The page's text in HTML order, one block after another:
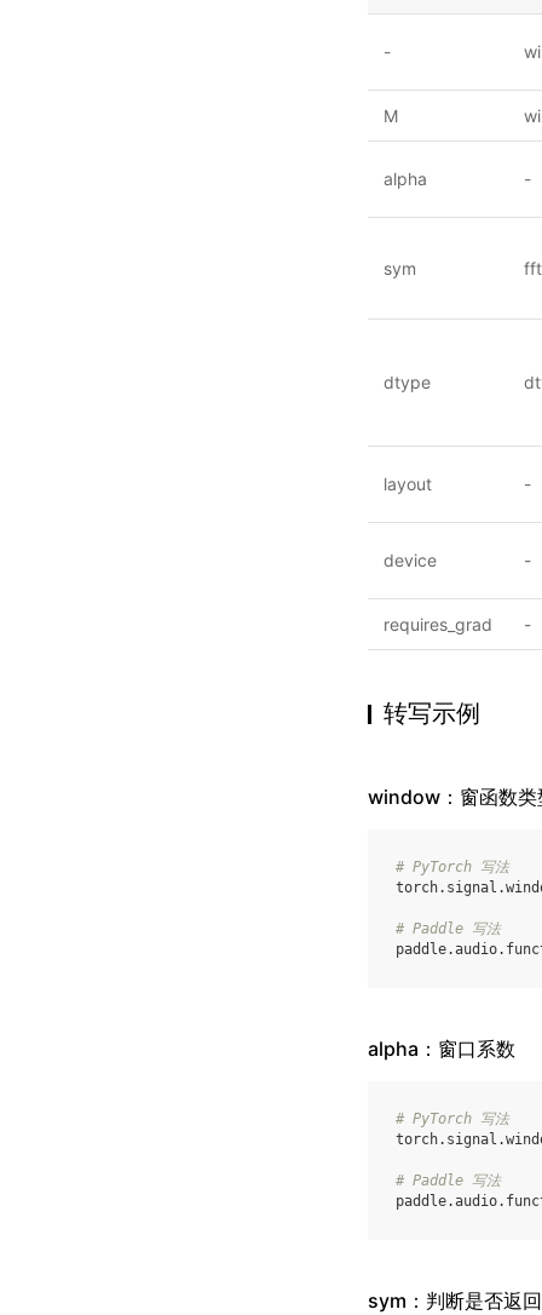
-
M
alpha -
sym
dtype
layout -
device -
requires_grad -
转写示例
window：窗函数类
# PyTorch 写法
torch. signal .
# Paddle 写法
paddle.audio.
alpha：窗口系数
# PyTorch 写法
torch. signal .
# Paddle 写法
paddle.audio.
sym：判断是否返